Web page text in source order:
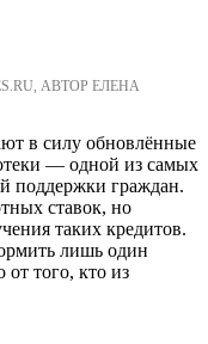
АВТОР ЕЛЕНА
в силу обновлённые
— одной из самых
поддержки граждан.
ставок, но
таких кредитов.
лишь один
того, кто из